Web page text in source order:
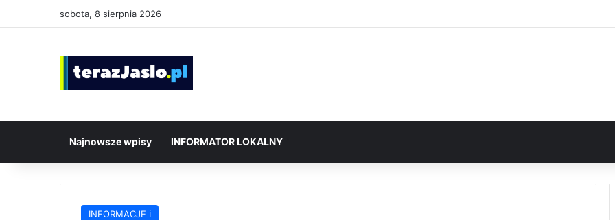
sobota, 8 sierpnia 2026
Najnowsze wpisy INFORMATOR LOKALNY
INFORMACJE ℹ️